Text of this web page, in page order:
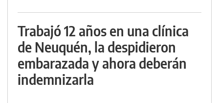
Trabajó 12 años en una clínica
de Neuquén, la despidieron
embarazada y ahora deberán
indemnizarla